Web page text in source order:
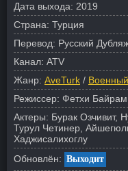
Дата выхода: 2019
Страна: Турция
Перевод: Русский
Канал: ATV
Жанр: AveTurk / Военный
Режиссер: Фетхи
Актеры: Бурак Озчивит,
Турул Четинер,
Хаджисалихоглу
Обновлён: Выходит